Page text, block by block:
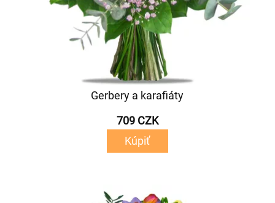
Gerbery a karafiáty
709 CZK
Kúpiť